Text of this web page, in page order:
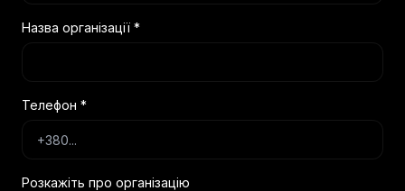
Назва організації *
Телефон *
Розкажіть про організацію